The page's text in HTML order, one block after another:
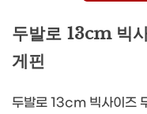
두발로 13cm 빅
게핀
두발로 13cm 빅사이즈